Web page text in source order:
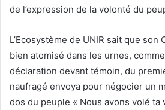
de l’expression de la volonté du
L’Ecosystème de UNIR sait que son
bien atomisé dans les urnes,
déclaration devant témoin, du
naufragé envoya pour négocier un
dos du peuple « Nous avons volé ta